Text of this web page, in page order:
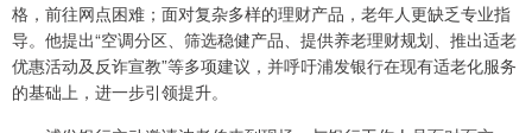
格，前往网点困难；面对复杂多样的理财产品，老年人更缺乏专业指
导。他提出“空调分区、筛选稳健产品、提供养老理财规划、推出适老
优惠活动及反诈宣教”等多项建议，并呼吁浦发银行在现有适老化服务
的基础上，进一步引领提升。